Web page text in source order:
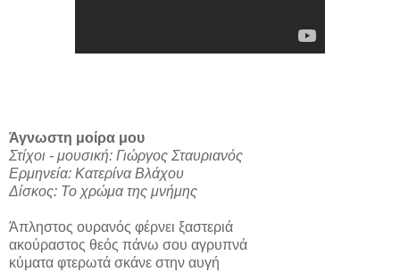
Άγνωστη μοίρα μου
Στίχοι - μουσική: Γιώργος Σταυριανός
Ερμηνεία: Κατερίνα Βλάχου
Δίσκος: Το χρώμα της μνήμης
Άπληστος ουρανός φέρνει ξαστεριά
ακούραστος θεός πάνω σου αγρυπνά
κύματα φτερωτά σκάνε στην αυγή